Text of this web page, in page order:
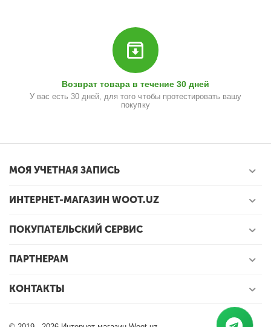
Возврат товара в течение 30 дней
У вас есть 30 дней, для того чтобы протестировать вашу
покупку
МОЯ УЧЕТНАЯ ЗАПИСЬ
ИНТЕРНЕТ-МАГАЗИН WOOT.UZ
ПОКУПАТЕЛЬСКИЙ СЕРВИС
ПАРТНЕРАМ
КОНТАКТЫ